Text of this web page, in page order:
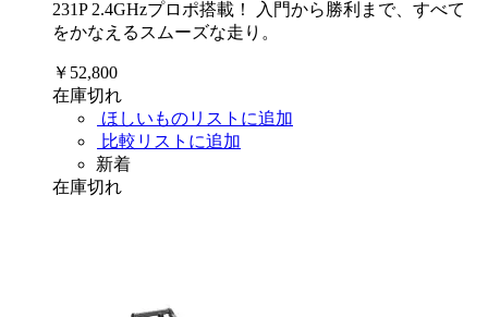
231P 2.4GHzプロポ搭載！ 入門から勝利まで、すべて
をかなえるスムーズな走り。
￥52,800
在庫切れ
ほしいものリストに追加
比較リストに追加
新着
在庫切れ